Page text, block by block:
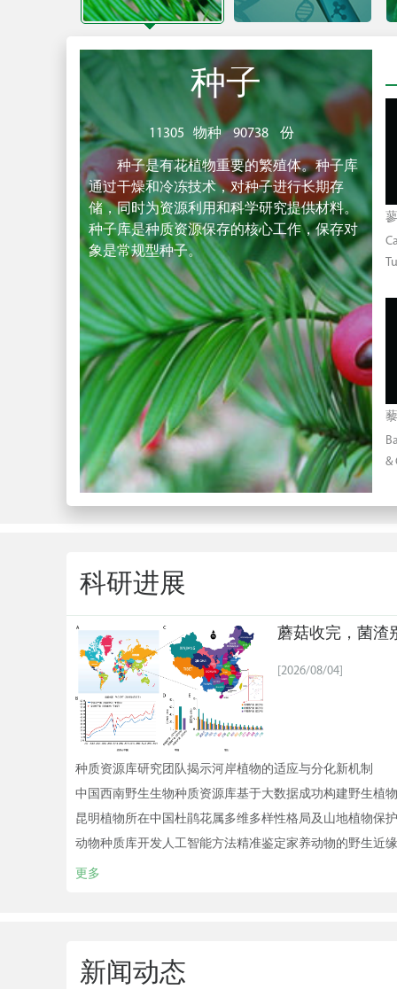
种子
11305 物种 90738 份
种子是有花植物重要的繁殖体。种子库
通过干燥和冷冻技术，对种子进行长期存
储，同时为资源利用和科学研究提供材料。
种子库是种质资源保存的核心工作，保存对
象是常规型种子。
&
科研进展
蘑菇收完，菌渣
[2026/08/04]
种质资源库研究团队揭示河岸植物的适应与分化新机制
中国西南野生生物种质资源库基于大数据成功构建野生
毒：云南省...
昆明植物所在中国杜鹃花属多维多样性格局及山地植物保
动物种质库开发人工智能方法精准鉴定家养动物的野生近
更多
新闻动态